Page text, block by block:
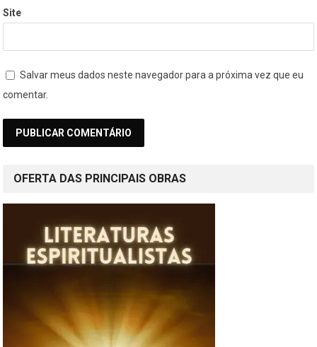
Site
Salvar meus dados neste navegador para a próxima vez que eu
comentar.
OFERTA DAS PRINCIPAIS OBRAS